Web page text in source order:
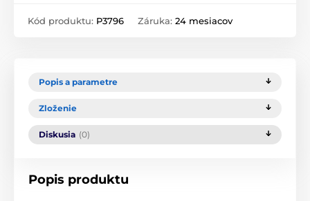
Kód produktu: P3796 Záruka: 24 mesiacov
Popis a parametre
Zloženie
Diskusia (0)
Popis produktu